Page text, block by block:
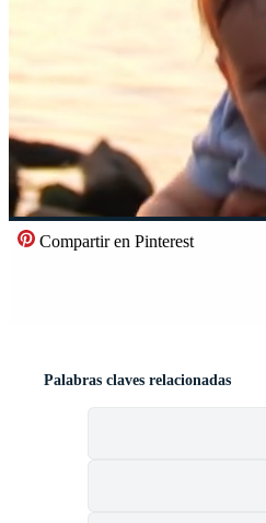
Compartir en Pinterest
Palabras claves relacionadas